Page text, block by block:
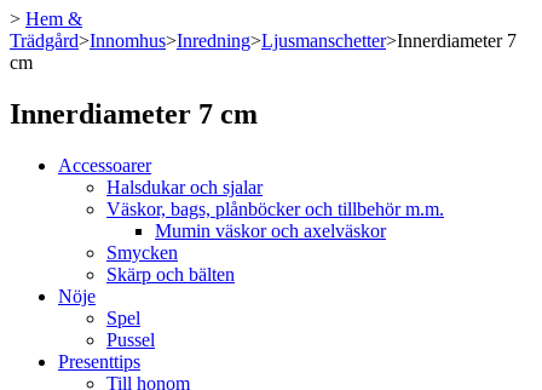
> Hem &
Trädgård>Innomhus>Inredning>Ljusmanschetter>Innerdiameter 7
cm
Innerdiameter 7 cm
Accessoarer
Halsdukar och sjalar
Väskor, bags, plånböcker och tillbehör m.m.
Mumin väskor och axelväskor
Smycken
Skärp och bälten
Nöje
Spel
Pussel
Presenttips
Till honom